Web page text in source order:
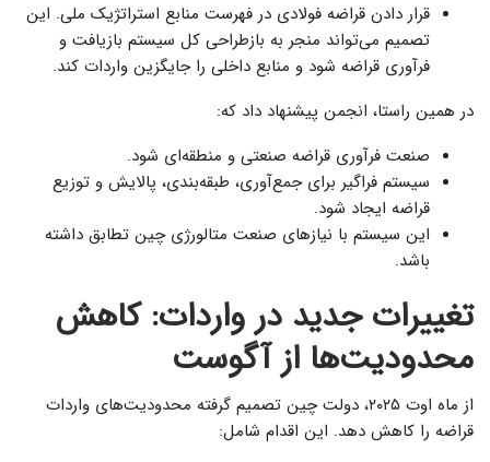
قرار دادن قراضه فولادی در فهرست منابع استراتژیک ملی. این
تصمیم می‌تواند منجر به بازطراحی کل سیستم بازیافت و
فرآوری قراضه شود و منابع داخلی را جایگزین واردات کند.
در همین راستا، انجمن پیشنهاد داد که:
صنعت فرآوری قراضه صنعتی و منطقه‌ای شود.
سیستم فراگیر برای جمع‌آوری، طبقه‌بندی، پالایش و توزیع
قراضه ایجاد شود.
این سیستم با نیازهای صنعت متالورژی چین تطابق داشته
باشد.
تغییرات جدید در واردات: کاهش
محدودیت‌ها از آگوست
از ماه اوت ۲۰۲۵، دولت چین تصمیم گرفته محدودیت‌های واردات
قراضه را کاهش دهد. این اقدام شامل: